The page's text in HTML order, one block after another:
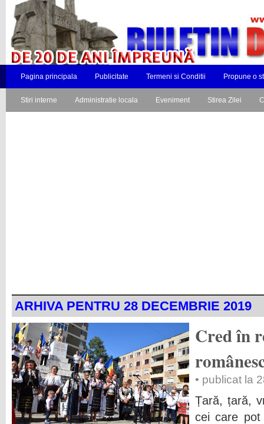
Pagina principala Publicitate Termeni si Conditii Propune o
Stiri interne Administratie locala Eveniment Stirea Zilei
ARHIVA PENTRU 28 DECEMBRIE 2019
Cred în
• publicat la
Țară, țară,
cei care pot